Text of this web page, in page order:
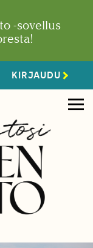
-sovellus
KIRJAUDU